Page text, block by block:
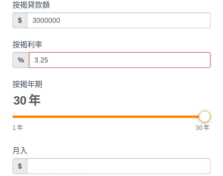
按揭貸款額
$
按揭利率
%
按揭年期
30年
1 年 30年
月入
$